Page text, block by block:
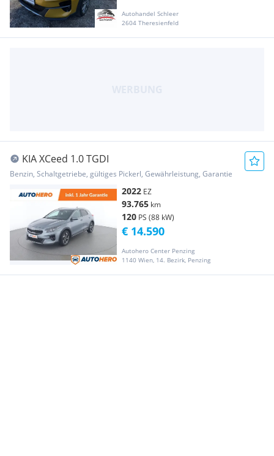
Autohandel Schleer
2604 Theresienfeld
KIA XCeed 1.0 TGDI
Benzin, Schaltgetriebe, gültiges Pickerl, Gewährleistung, Garantie
2022 EZ
93.765 km
120 PS (88 kW)
Autohero Center Penzing
1140 Wien, 14. Bezirk, Penzing
€ 14.590